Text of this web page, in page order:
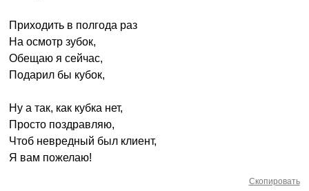
Приходить в полгода раз
На осмотр зубок,
Обещаю я сейчас,
Подарил бы кубок,
Ну а так, как кубка нет,
Просто поздравляю,
Чтоб невредный был клиент,
Я вам пожелаю!
Скопировать